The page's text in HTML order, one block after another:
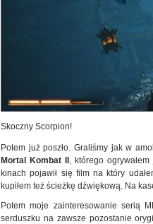
Skoczny Scorpion!
Potem już poszło. Graliśmy jak w
Mortal Kombat II , którego
kinach pojawił się film na który
kupiłem też ścieżkę dźwiękową. Na
Potem moje zainteresowanie serią
serduszku na zawsze pozostanie